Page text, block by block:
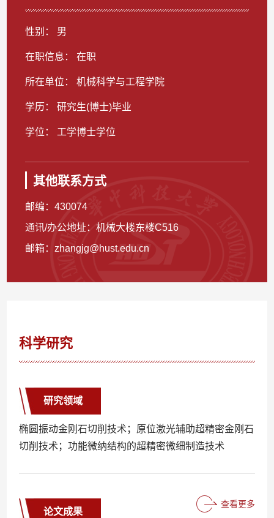
性别： 男
在职信息： 在职
所在单位： 机械科学与工程学院
学历： 研究生(博士)毕业
学位： 工学博士学位
其他联系方式
邮编：430074
通讯/办公地址：机械大楼东楼C516
邮箱：zhangjg@hust.edu.cn
科学研究
研究领域
椭圆振动金刚石切削技术； 原位激光辅助超精密金刚石
切削技术；功能微纳结构的超精密微细制造技术
论文成果
查看更多